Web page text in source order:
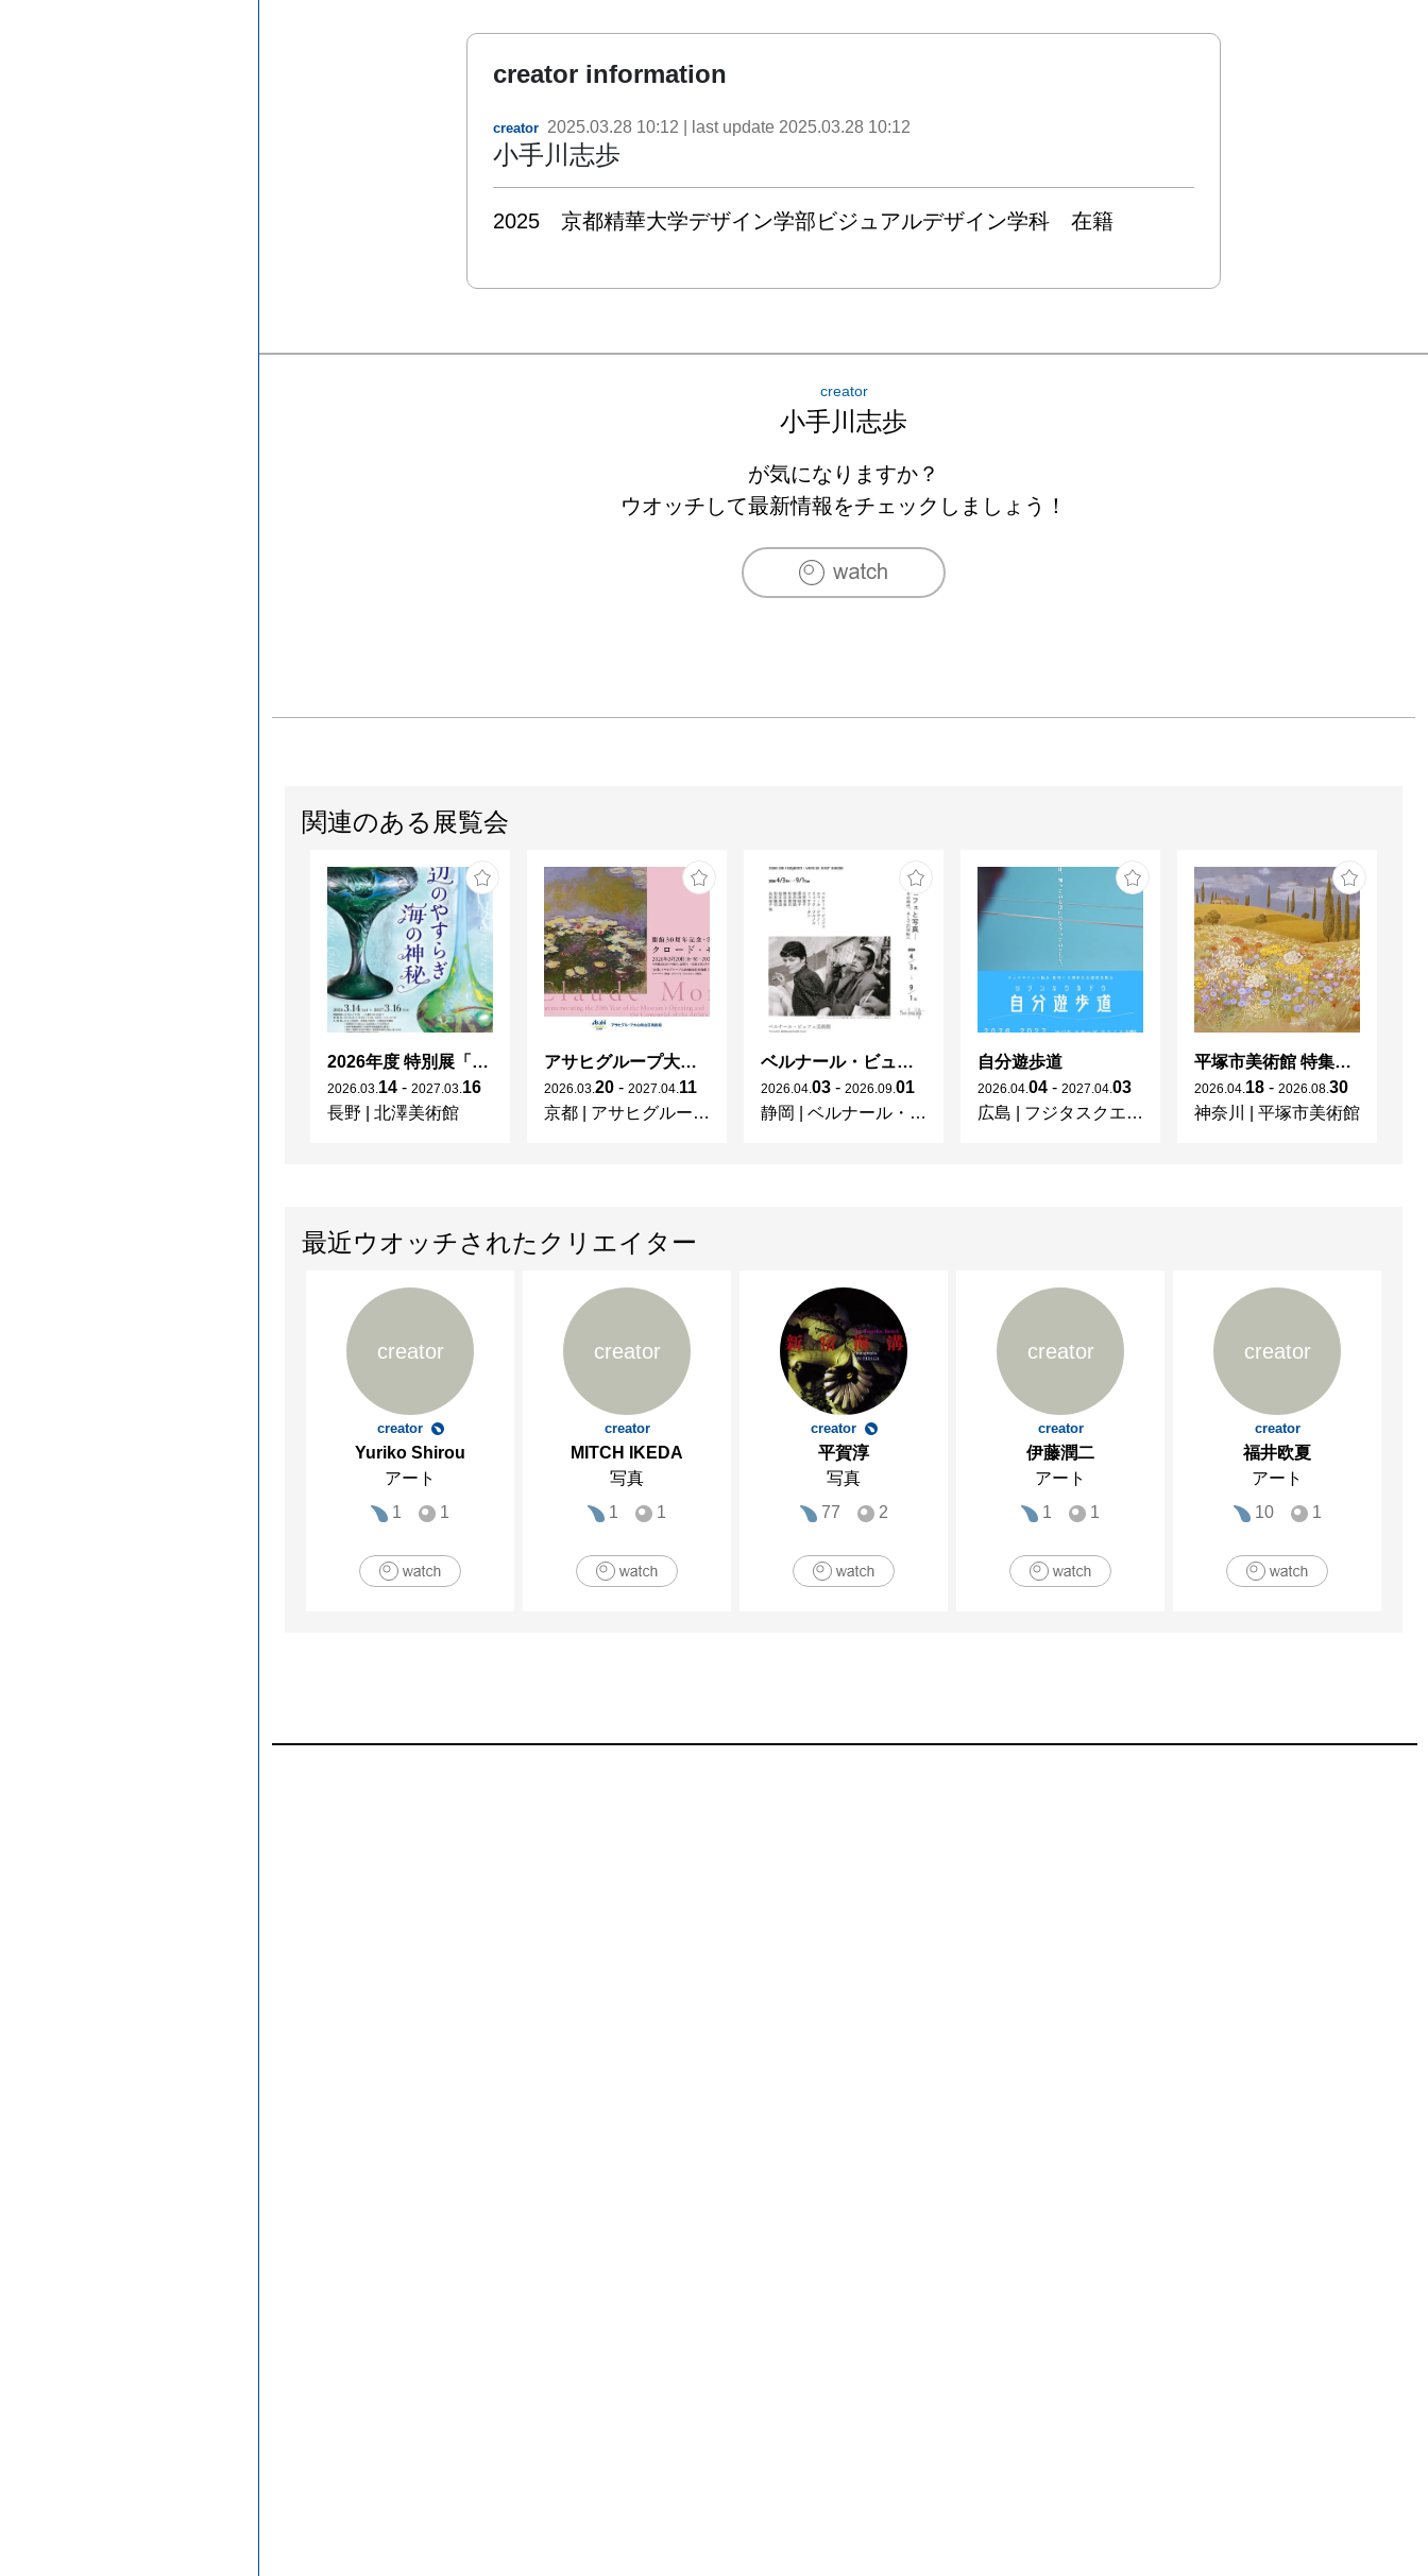
creator information
creator 2025.03.28 10:12 | last update 2025.03.28 10:12
小手川志歩
2025　京都精華大学デザイン学部ビジュアルデザイン学科　在籍
creator
小手川志歩
が気になりますか？
ウオッチして最新情報をチェックしましょう！
関連のある展覧会
2026年度 特別展「ガレとドーム、アール･ヌーヴォーのガラス 水辺のやすらぎ、海の神秘」
2026 03 14 - 2027 03 16
長野
北澤美術館
アサヒグループ大山崎山荘美術館 開館30周年記念展「没後100年 クロード・モネ」
2026 03 20 - 2027 04 11
京都
アサヒグループ大山崎山荘美術館
ベルナール・ビュフェと写真 ーカメラがとらえたビュフェとその時代、そして21 世紀へ
2026 04 03 - 2026 09 01
静岡
ベルナール・ビュフェ美術館
自分遊歩道
2026 04 04 - 2027 04 03
広島
フジタスクエアまるくる大野
平塚市美術館 特集展 花の表現、その多様性／特別展示 新収蔵品展
2026 04 18 - 2026 08 30
神奈川
平塚市美術館
最近ウオッチされたクリエイター
creator
creator
Yuriko Shirou
アート
1
1
creator
creator
MITCH IKEDA
写真
1
1
creator
平賀淳
写真
77
2
creator
creator
伊藤潤二
アート
1
1
creator
creator
福井欧夏
アート
10
1